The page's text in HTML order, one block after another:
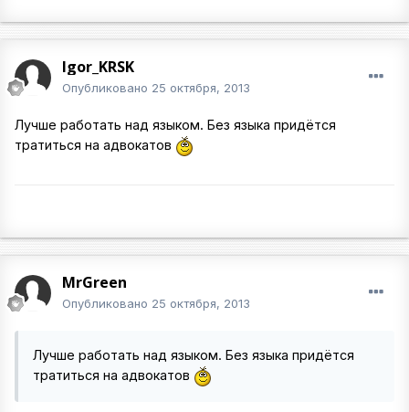
Igor_KRSK
Опубликовано 25 октября, 2013
Лучше работать над языком. Без языка придётся
тратиться на адвокатов
MrGreen
Опубликовано 25 октября, 2013
Лучше работать над языком. Без языка придётся
тратиться на адвокатов